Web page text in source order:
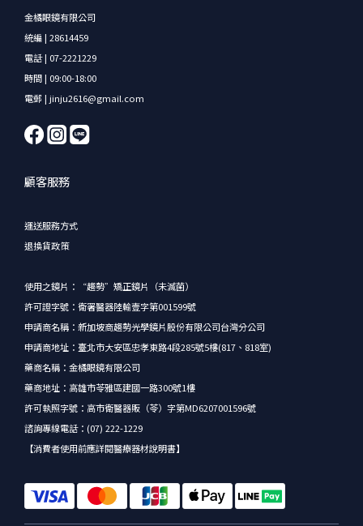
金橘眼鏡有限公司
統編 | 28614459
電話 | 07-2221229
時間 | 09:00-18:00
電郵 | jinju2616@gmail.com
顧客服務
運送服務方式
退換貨政策
使用之鏡片：“趨勢”矯正鏡片（未滅菌）
許可證字號：衛署醫器陸輸壹字第001599號
申請商名稱：新加坡商趨勢光學鏡片股份有限公司台灣分公司
申請商地址：臺北市大安區忠孝東路4段285號5樓(817、818室)
藥商名稱：金橘眼鏡有限公司
藥商地址：高雄市苓雅區建國一路300號1樓
許可執照字號：高市衛醫器販（苓）字第MD6207001596號
諮詢專線電話：(07) 222-1229
【消費者使用前應詳閱醫療器材說明書】